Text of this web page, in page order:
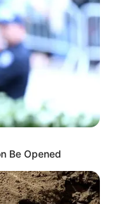
plus soft.)
en combiné 3
ou placés.
quinté comme
Une base
réduits.
Be Opened